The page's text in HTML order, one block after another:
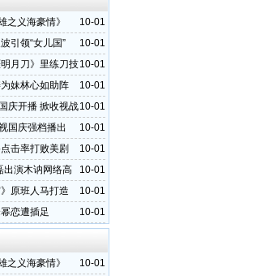
10-01
之义海豪情》
10-01
引领“女儿国”
10-01
月刀》里练刀技
10-01
妹林心如助阵
10-01
庆开播 掀收视战
10-01
国庆强档播出
10-01
击率打败美剧
10-01
出演木讷网络高
10-01
原班人马打造
10-01
恋遭插足
10-01
之义海豪情》